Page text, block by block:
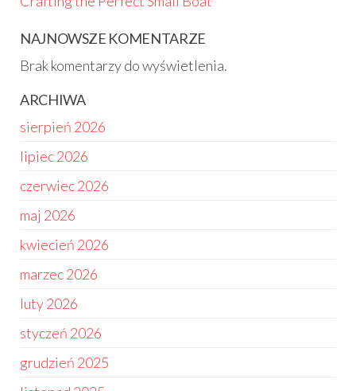
NAJNOWSZE KOMENTARZE
Brak komentarzy do wyświetlenia.
ARCHIWA
sierpień 2026
lipiec 2026
czerwiec 2026
maj 2026
kwiecień 2026
marzec 2026
luty 2026
styczeń 2026
grudzień 2025